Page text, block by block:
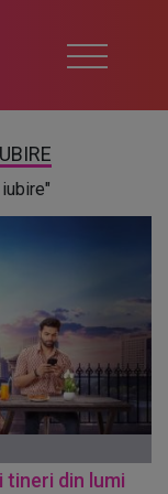
tineri din lumi